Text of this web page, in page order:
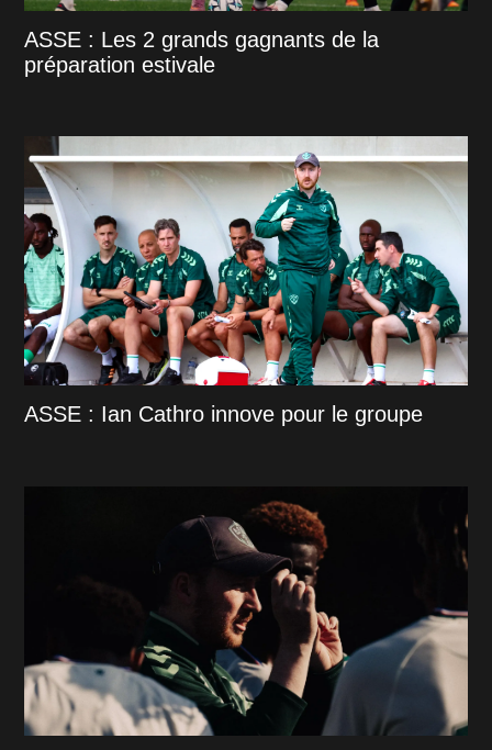
ASSE : Les 2 grands gagnants de la
préparation estivale
ASSE : Ian Cathro innove pour le groupe